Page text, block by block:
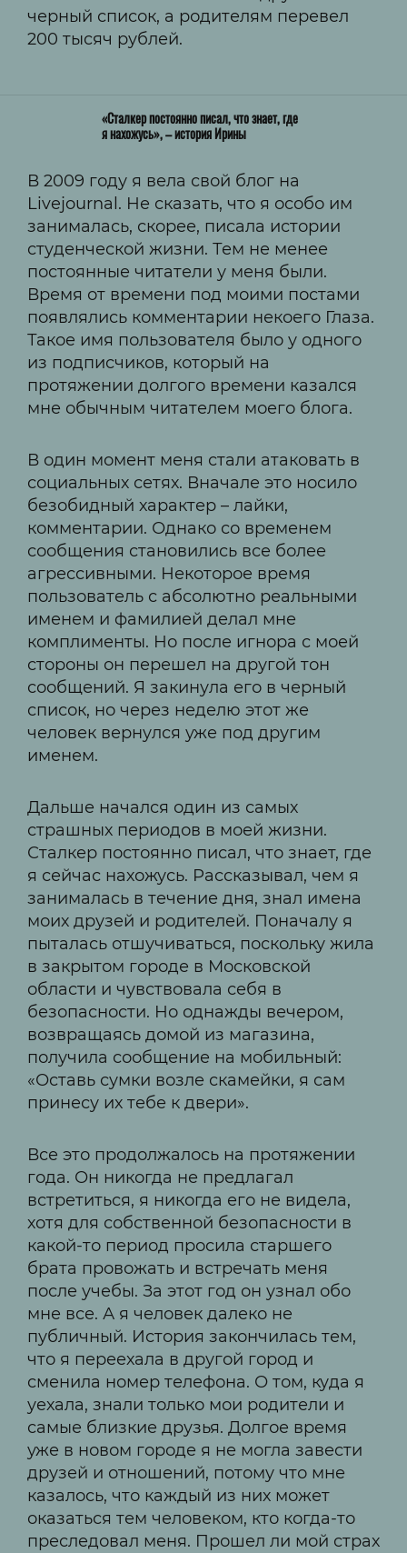
черный список, а родителям перевел
200 тысяч рублей.
«Сталкер постоянно писал, что знает, где
я нахожусь», – история Ирины
В 2009 году я вела свой блог на
Livejournal. Не сказать, что я особо им
занималась, скорее, писала истории
студенческой жизни. Тем не менее
постоянные читатели у меня были.
Время от времени под моими постами
появлялись комментарии некоего Глаза.
Такое имя пользователя было у одного
из подписчиков, который на
протяжении долгого времени казался
мне обычным читателем моего блога.
В один момент меня стали атаковать в
социальных сетях. Вначале это носило
безобидный характер – лайки,
комментарии. Однако со временем
сообщения становились все более
агрессивными. Некоторое время
пользователь с абсолютно реальными
именем и фамилией делал мне
комплименты. Но после игнора с моей
стороны он перешел на другой тон
сообщений. Я закинула его в черный
список, но через неделю этот же
человек вернулся уже под другим
именем.
Дальше начался один из самых
страшных периодов в моей жизни.
Сталкер постоянно писал, что знает, где
я сейчас нахожусь. Рассказывал, чем я
занималась в течение дня, знал имена
моих друзей и родителей. Поначалу я
пыталась отшучиваться, поскольку жила
в закрытом городе в Московской
области и чувствовала себя в
безопасности. Но однажды вечером,
возвращаясь домой из магазина,
получила сообщение на мобильный:
«Оставь сумки возле скамейки, я сам
принесу их тебе к двери».
Все это продолжалось на протяжении
года. Он никогда не предлагал
встретиться, я никогда его не видела,
хотя для собственной безопасности в
какой-то период просила старшего
брата провожать и встречать меня
после учебы. За этот год он узнал обо
мне все. А я человек далеко не
публичный. История закончилась тем,
что я переехала в другой город и
сменила номер телефона. О том, куда я
уехала, знали только мои родители и
самые близкие друзья. Долгое время
уже в новом городе я не могла завести
друзей и отношений, потому что мне
казалось, что каждый из них может
оказаться тем человеком, кто когда-то
преследовал меня. Прошел ли мой страх